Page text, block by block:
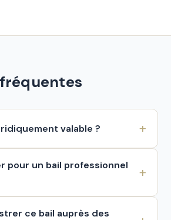
valable ?
pour un bail professionnel
ce bail auprès des